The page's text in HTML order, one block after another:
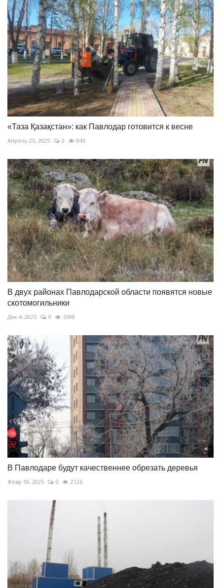
«Таза Қазақстан»: как Павлодар готовится к весне
Апрель 25, 2025 0 845
В двух районах Павлодарской области появятся новые
скотомогильники
Дек 4, 2025 0 3398
В Павлодаре будут качественнее обрезать деревья
Февр 18, 2025 0 2126